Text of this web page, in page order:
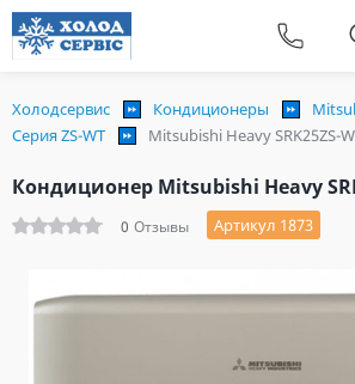
Холодсервис Кондиционеры
Серия ZS-WT
Mitsubishi Heavy SRK25ZS-
Кондиционер Mitsubishi Heavy
0 Отзывы Артикул 1873